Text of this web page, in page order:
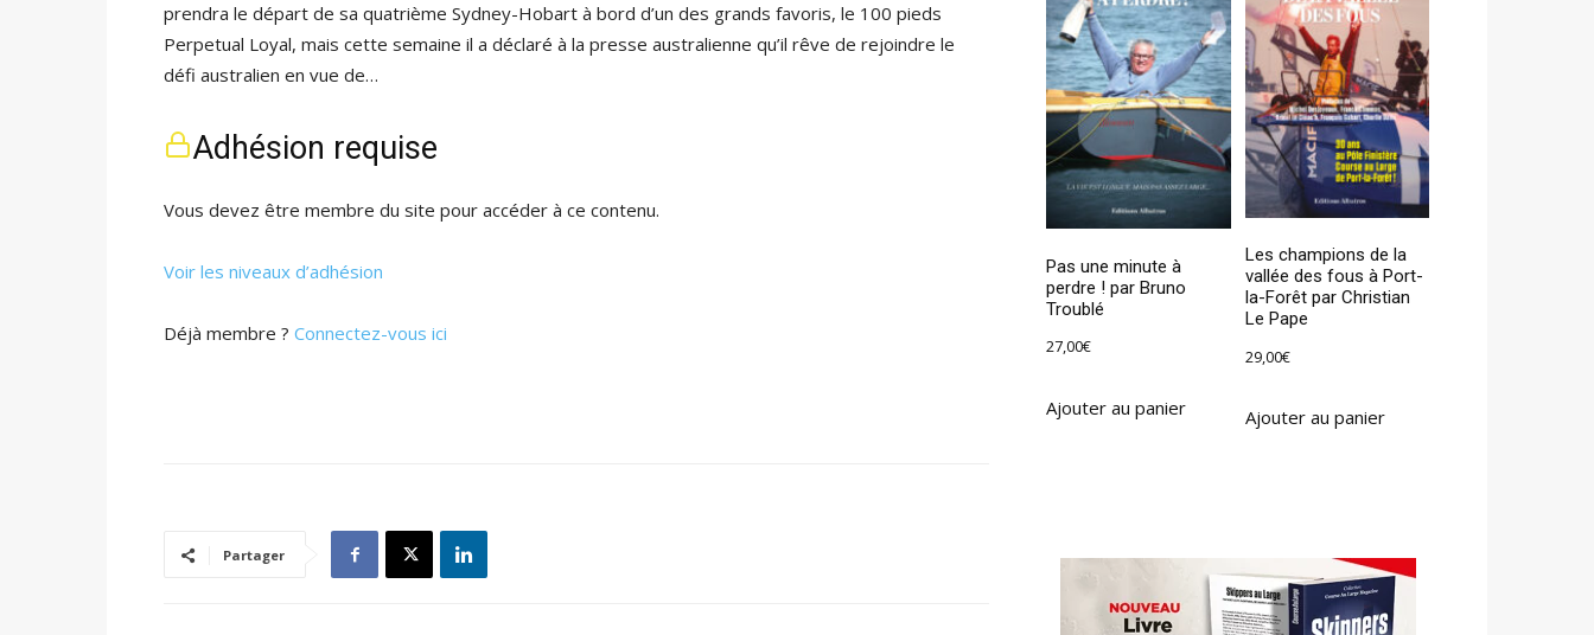
prendra le départ de sa quatrième Sydney-Hobart à bord d’un des grands favoris, le 100 pieds
Perpetual Loyal, mais cette semaine il a déclaré à la presse australienne qu’il rêve de rejoindre le
défi australien en vue de…
Adhésion requise
Vous devez être membre du site pour accéder à ce contenu.
Voir les niveaux d’adhésion
Déjà membre ? Connectez-vous ici
Partager
Pas une minute à
perdre ! par Bruno
Troublé
27,00€
Ajouter au panier
Les champions de la
vallée des fous à Port-
la-Forêt par Christian
Le Pape
29,00€
Ajouter au panier